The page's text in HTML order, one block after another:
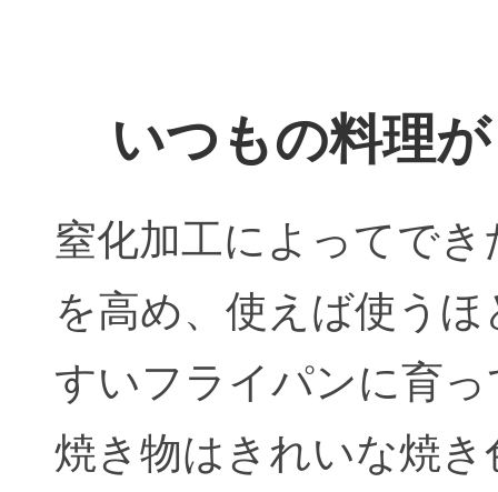
いつもの料理
窒化加工によってで
を高め、使えば使う
すいフライパンに育
焼き物はきれいな焼